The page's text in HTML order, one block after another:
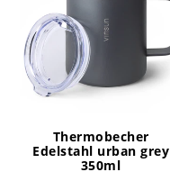
Thermobecher
Edelstahl urban grey
350ml